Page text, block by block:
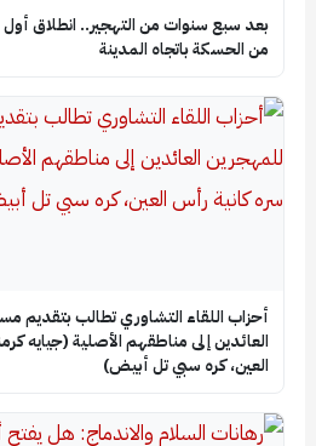
بعد سبع سنوات من التهجير.. انطلاق
من الحسكة باتجاه المدينة
أحزاب اللقاء التشاوري تطالب بتقديم
العائدين إلى مناطقهم الأصلية (جيايه
العين، كره سبي تل أبيض)